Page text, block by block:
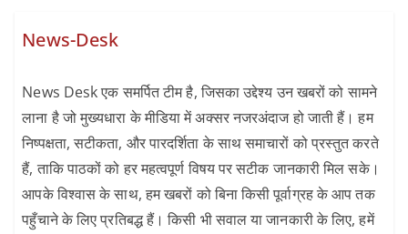
News-Desk
News Desk एक समर्पित टीम है, जिसका उद्देश्य उन खबरों को सामने
लाना है जो मुख्यधारा के मीडिया में अक्सर नजरअंदाज हो जाती हैं। हम
निष्पक्षता, सटीकता, और पारदर्शिता के साथ समाचारों को प्रस्तुत करते
हैं, ताकि पाठकों को हर महत्वपूर्ण विषय पर सटीक जानकारी मिल सके।
आपके विश्वास के साथ, हम खबरों को बिना किसी पूर्वाग्रह के आप तक
पहुँचाने के लिए प्रतिबद्ध हैं। किसी भी सवाल या जानकारी के लिए, हमें